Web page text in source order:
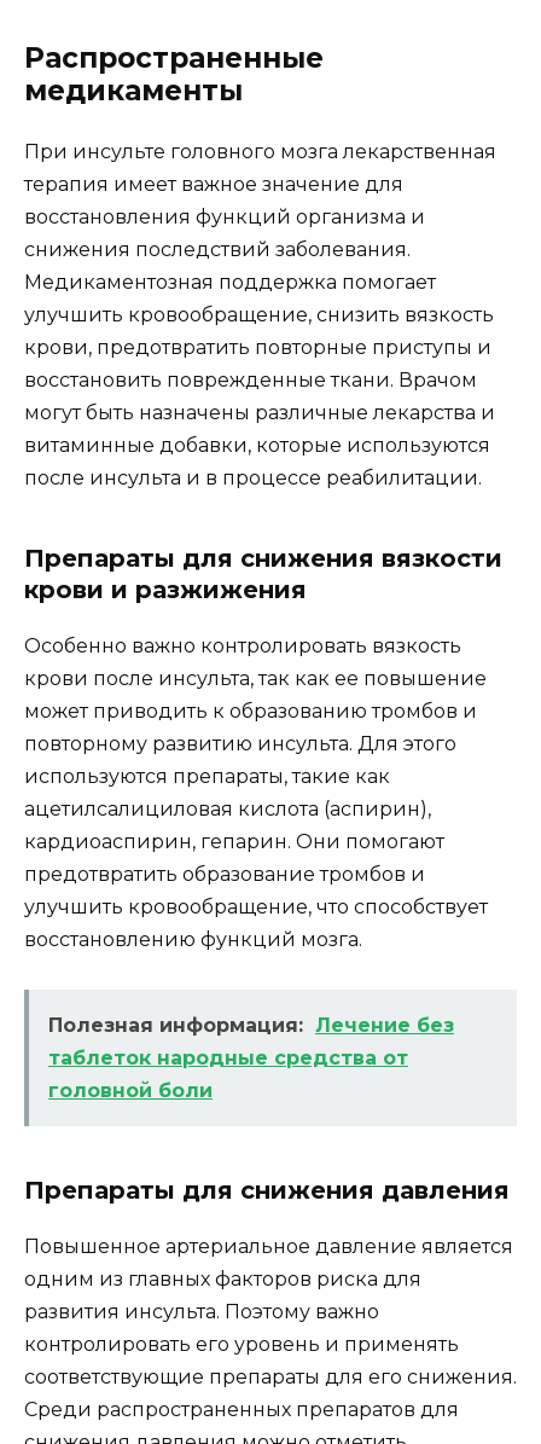
Распространенные
медикаменты
При инсульте головного мозга лекарственная
терапия имеет важное значение для
восстановления функций организма и
снижения последствий заболевания.
Медикаментозная поддержка помогает
улучшить кровообращение, снизить вязкость
крови, предотвратить повторные приступы и
восстановить поврежденные ткани. Врачом
могут быть назначены различные лекарства и
витаминные добавки, которые используются
после инсульта и в процессе реабилитации.
Препараты для снижения вязкости
крови и разжижения
Особенно важно контролировать вязкость
крови после инсульта, так как ее повышение
может приводить к образованию тромбов и
повторному развитию инсульта. Для этого
используются препараты, такие как
ацетилсалициловая кислота (аспирин),
кардиоаспирин, гепарин. Они помогают
предотвратить образование тромбов и
улучшить кровообращение, что способствует
восстановлению функций мозга.
Полезная информация: Лечение без
таблеток народные средства от
головной боли
Препараты для снижения давления
Повышенное артериальное давление является
одним из главных факторов риска для
развития инсульта. Поэтому важно
контролировать его уровень и применять
соответствующие препараты для его снижения.
Среди распространенных препаратов для